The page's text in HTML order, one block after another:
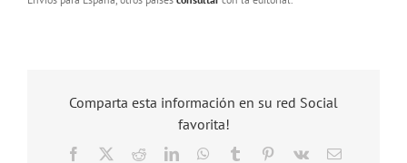
Comparta esta información en su red Social
favorita!
Facebook RedditLinkedInWhatsApp
Tumblr Pinterest
Vk
Correo